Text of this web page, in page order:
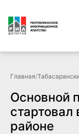
Главная/
Основной
стартовал
районе